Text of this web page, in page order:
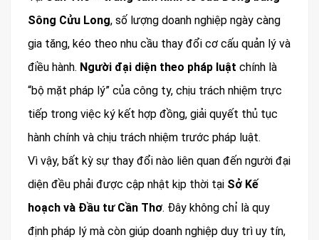
Sông Cửu Long, số lượng doanh nghiệp ngày càng
gia tăng, kéo theo nhu cầu thay đổi cơ cấu quản lý và
điều hành. Người đại diện theo pháp luật chính là
“bộ mặt pháp lý” của công ty, chịu trách nhiệm trực
tiếp trong việc ký kết hợp đồng, giải quyết thủ tục
hành chính và chịu trách nhiệm trước pháp luật.
Vì vậy, bất kỳ sự thay đổi nào liên quan đến người đại
diện đều phải được cập nhật kịp thời tại Sở Kế
hoạch và Đầu tư Cần Thơ. Đây không chỉ là quy
định pháp lý mà còn giúp doanh nghiệp duy trì uy tín,